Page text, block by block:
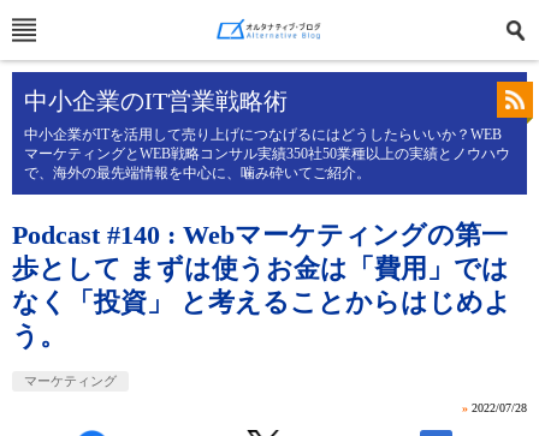
中小企業のIT営業戦略術
中小企業がITを活用して売り上げにつなげるにはどうしたらいいか？WEB
マーケティングとWEB戦略コンサル実績350社50業種以上の実績とノウハウ
で、海外の最先端情報を中心に、噛み砕いてご紹介。
Podcast #140 : Webマーケティングの第一
歩として まずは使うお金は「費用」では
なく「投資」 と考えることからはじめよ
う。
マーケティング
» 2022/07/28